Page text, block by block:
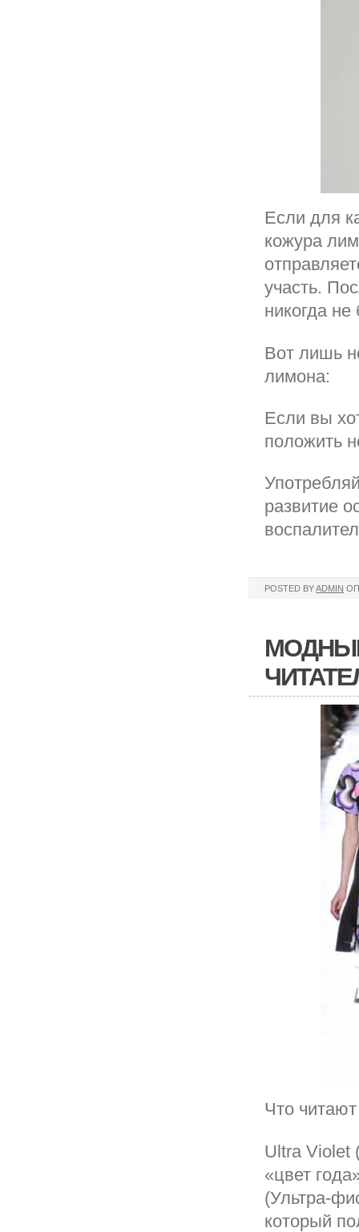
Если для
кожура
участь.
никогда не
Вот лишь
лимона:
Если вы
положить
развитие
POSTED BYADMIN
Что
Ultra Violet
«цвет
(Ультра-
который